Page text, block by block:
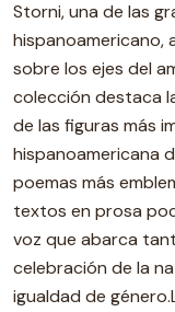
Storni, una de las
hispanoamericano,
sobre los ejes del
colección destaca
de las figuras más
hispanoamericana
poemas más
textos en prosa
voz que abarca
celebración de la
igualdad de